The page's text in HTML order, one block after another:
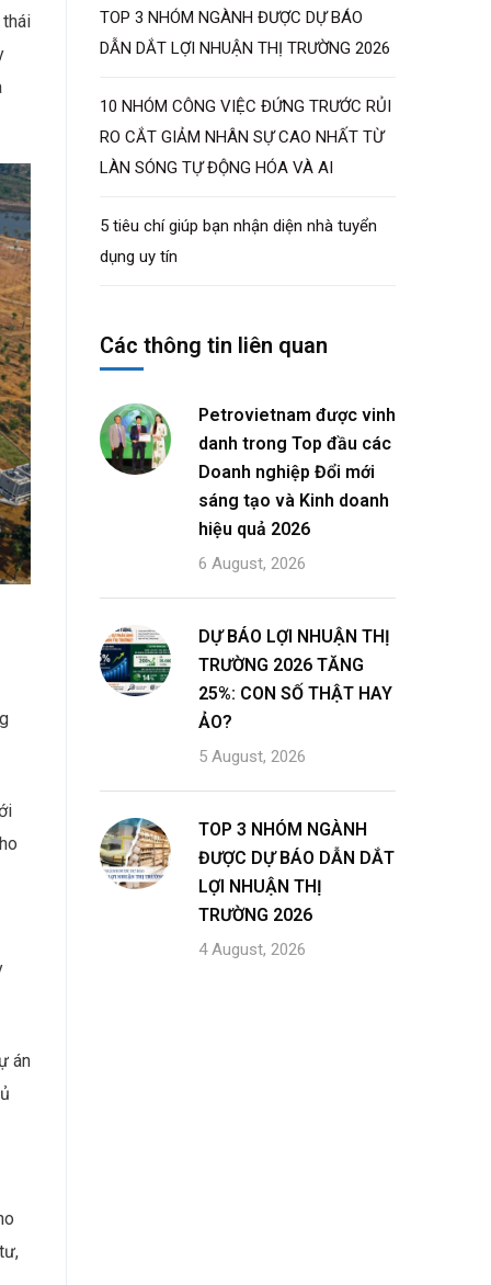
án
TOP 3 NHÓM NGÀNH ĐƯỢC DỰ BÁO
DẪN DẮT LỢI NHUẬN THỊ TRƯỜNG 2026
10 NHÓM CÔNG VIỆC ĐỨNG TRƯỚC RỦI
RO CẮT GIẢM NHÂN SỰ CAO NHẤT TỪ
LÀN SÓNG TỰ ĐỘNG HÓA VÀ AI
5 tiêu chí giúp bạn nhận diện nhà tuyển
dụng uy tín
Các thông tin liên quan
Petrovietnam được vinh
danh trong Top đầu các
Doanh nghiệp Đổi mới
sáng tạo và Kinh doanh
hiệu quả 2026
6 August, 2026
DỰ BÁO LỢI NHUẬN THỊ
TRƯỜNG 2026 TĂNG
25%: CON SỐ THẬT HAY
ẢO?
5 August, 2026
TOP 3 NHÓM NGÀNH
ĐƯỢC DỰ BÁO DẪN DẮT
LỢI NHUẬN THỊ
TRƯỜNG 2026
4 August, 2026